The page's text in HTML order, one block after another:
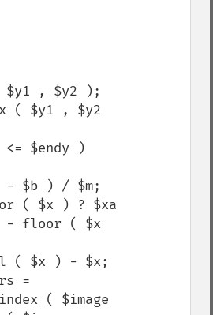
- floor ( $x
( $image